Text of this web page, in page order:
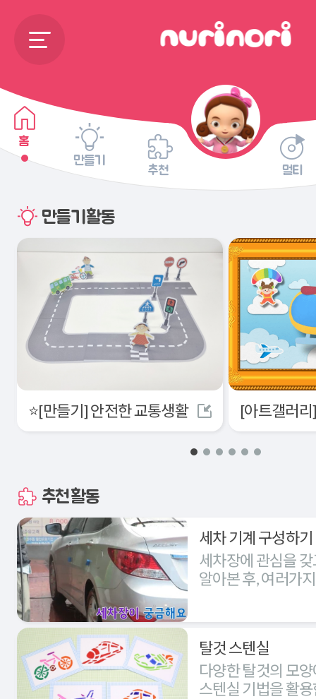
홈
만들기
추천 멀티
만들기활동
⭐[만들기] 안전한 교통생활
추천활동
세차 기계 구성하기
세차장에 관심을
알아본 후, 여러가
탈것 스텐실
다양한 탈것의 모
스텐실 기법을 활